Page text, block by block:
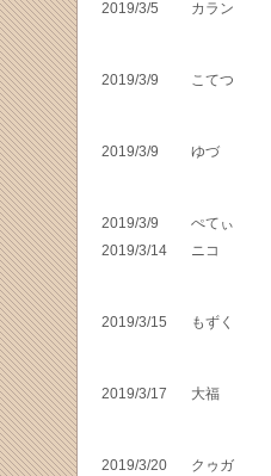
2019/3/5 カラン
2019/3/9 こてつ
2019/3/9 ゆづ
2019/3/9 ぺてぃ
2019/3/14 ニコ
2019/3/15 もずく
2019/3/17 大福
2019/3/20 クゥガ